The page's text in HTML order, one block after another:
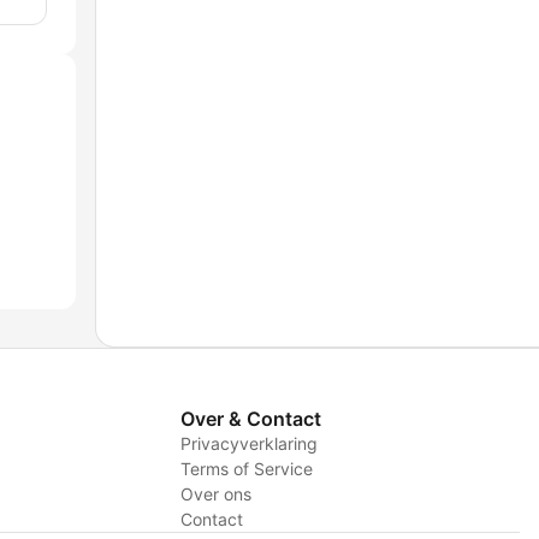
Over & Contact
Privacyverklaring
Terms of Service
Over ons
Contact